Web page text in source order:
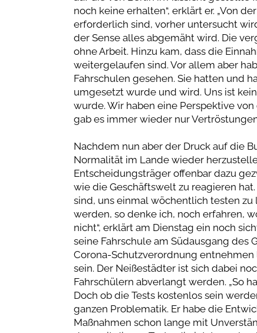
noch keine erhalten“, erklärt er. „Von
erforderlich sind, vorher untersucht
der Sense alles abgemäht wird. Die
ohne Arbeit. Hinzu kam, dass die
weitergelaufen sind. Vor allem aber
Fahrschulen gesehen. Sie hatten und
umgesetzt wurde und wird. Uns ist
wurde. Wir haben eine Perspektive
gab es immer wieder nur
Nachdem nun aber der Druck auf die
Normalität im Lande wieder
Entscheidungsträger offenbar dazu
wie die Geschäftswelt zu reagieren
sind, uns einmal wöchentlich testen zu
werden, so denke ich, noch erfahren,
nicht“, erklärt am Dienstag ein noch
seine Fahrschule am Südausgang des
Corona-Schutzverordnung entnehmen
sein. Der Neißestädter ist sich dabei
Fahrschülern abverlangt werden. „So
Doch ob die Tests kostenlos sein
ganzen Problematik. Er habe die
Maßnahmen schon lange mit